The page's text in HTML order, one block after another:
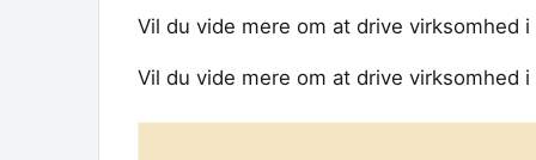
Vil du vide mere om at drive virksomhed
Vil du vide mere om at drive virksomhed